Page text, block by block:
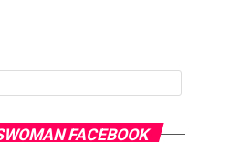
FACEBOOK